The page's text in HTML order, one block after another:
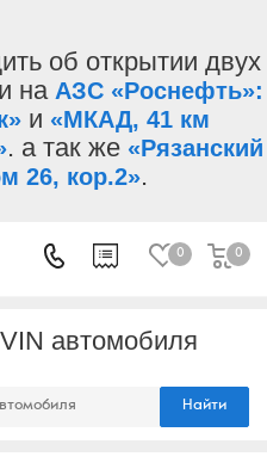
об открытии двух
на АЗС «Роснефть»:
и «МКАД, 41 км
. а так же «Рязанский
26, кор.2».
0 0
автомобиля
Найти